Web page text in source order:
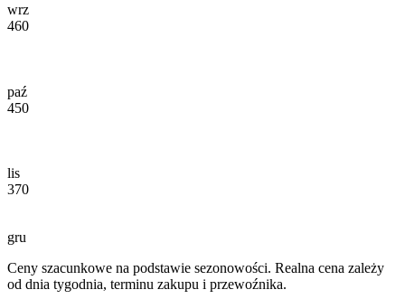
wrz
460
paź
450
lis
370
gru
Ceny szacunkowe na podstawie sezonowości. Realna cena zależy
od dnia tygodnia, terminu zakupu i przewoźnika.